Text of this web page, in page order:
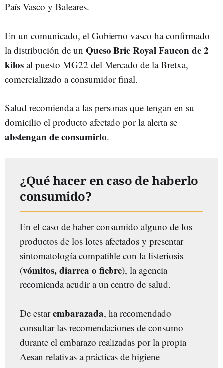
País Vasco y Baleares.
En un comunicado, el Gobierno vasco ha confirmado
la distribución de un Queso Brie Royal Faucon de 2
kilos al puesto MG22 del Mercado de la Bretxa,
comercializado a consumidor final.
Salud recomienda a las personas que tengan en su
domicilio el producto afectado por la alerta se
abstengan de consumirlo.
¿Qué hacer en caso de haberlo
consumido?
En el caso de haber consumido alguno de los
productos de los lotes afectados y presentar
sintomatología compatible con la listeriosis
(vómitos, diarrea o fiebre), la agencia
recomienda acudir a un centro de salud.
De estarembarazada, ha recomendado
consultar las recomendaciones de consumo
durante el embarazo realizadas por la propia
Aesan relativas a prácticas de higiene